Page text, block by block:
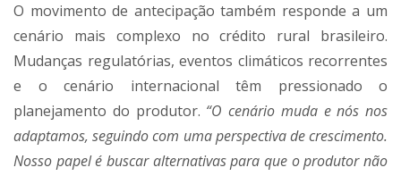
O movimento de antecipação também responde a um
cenário mais complexo no crédito rural brasileiro.
Mudanças regulatórias, eventos climáticos recorrentes
e o cenário internacional têm pressionado o
planejamento do produtor. “O cenário muda e nós nos
adaptamos, seguindo com uma perspectiva de crescimento.
Nosso papel é buscar alternativas para que o produtor não